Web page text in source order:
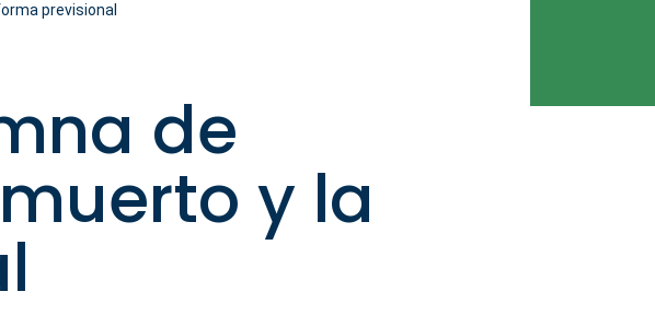
previsional
de
y la